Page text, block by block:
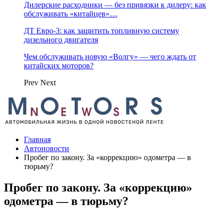
Дилерские расходники — без привязки к дилеру: как
обслуживать «китайцев»…
ДТ Евро-3: как защитить топливную систему
дизельного двигателя
Чем обслуживать новую «Волгу» — чего ждать от
китайских моторов?
Prev Next
Главная
Автоновости
Пробег по закону. За «коррекцию» одометра — в
тюрьму?
Пробег по закону. За «коррекцию»
одометра — в тюрьму?